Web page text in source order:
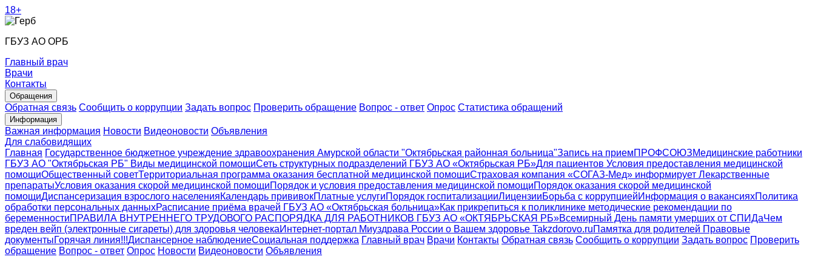
18+
ГБУЗ АО ОРБ
Главный врач
Врачи
Контакты
Обращения
Обратная связь Сообщить о коррупции Задать вопрос Проверить обращение Вопрос - ответ Опрос Статистика обращений
Информация
Важная информация Новости Видеоновости Объявления
Для слабовидящих
Главная Государственное бюджетное учреждение здравоохранения Амурской области "Октябрьская районная больница"Запись на приемПРОФСОЮЗМедицинские работники
ГБУЗ АО "Октябрьская РБ" Виды медицинской помощиСеть структурных подразделений ГБУЗ АО «Октябрьская РБ»Для пациентов Условия предоставления медицинской
помощиОбщественный советТерриториальная программа оказания бесплатной медицинской помощиСтраховая компания «СОГАЗ-Мед» информирует Лекарственные
препаратыУсловия оказания скорой медицинской помощиПорядок и условия предоставления медицинской помощиПорядок оказания скорой медицинской
помощиДиспансеризация взрослого населенияКалендарь прививокПлатные услугиПорядок госпитализацииЛицензииБорьба с коррупциейИнформация о вакансияхПолитика
обработки персональных данныхРасписание приёма врачей ГБУЗ АО «Октябрьская больница»Как прикрепиться к поликлинике методические рекомендации по
беременностиПРАВИЛА ВНУТРЕННЕГО ТРУДОВОГО РАСПОРЯДКА ДЛЯ РАБОТНИКОВ ГБУЗ АО «ОКТЯБРЬСКАЯ РБ»Всемирный День памяти умерших от СПИДаЧем
вреден вейп (электронные сигареты) для здоровья человекаИнтернет-портал Миyздрава России о Вашем здоровье Takzdorovo.ruПамятка для родителей Правовые
документыГорячая линия!!!Диспансерное наблюдениеСоциальная поддержка Главный врач Врачи Контакты Обратная связь Сообщить о коррупции Задать вопрос Проверить
обращение Вопрос - ответ Опрос Новости Видеоновости Объявления